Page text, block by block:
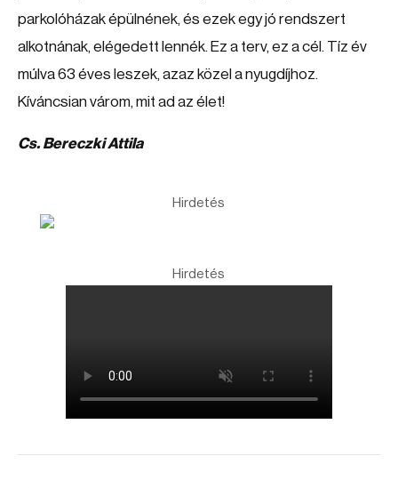
parkolóházak épülnének, és ezek egy jó rendszert
alkotnának, elégedett lennék. Ez a terv, ez a cél. Tíz év
múlva 63 éves leszek, azaz közel a nyugdíjhoz.
Kíváncsian várom, mit ad az élet!
Cs. Bereczki Attila
Hirdetés
Hirdetés